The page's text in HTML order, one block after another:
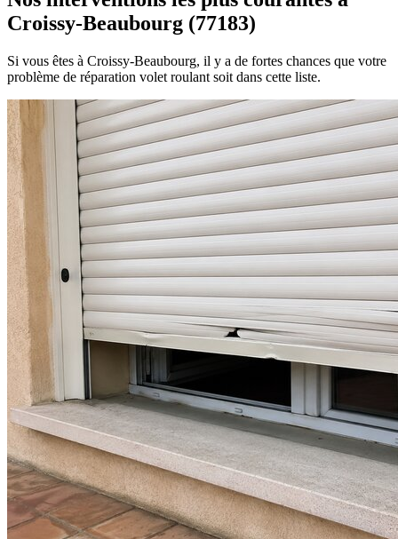
Croissy-Beaubourg (77183)
Si vous êtes à Croissy-Beaubourg, il y a de fortes chances que votre
problème de réparation volet roulant soit dans cette liste.